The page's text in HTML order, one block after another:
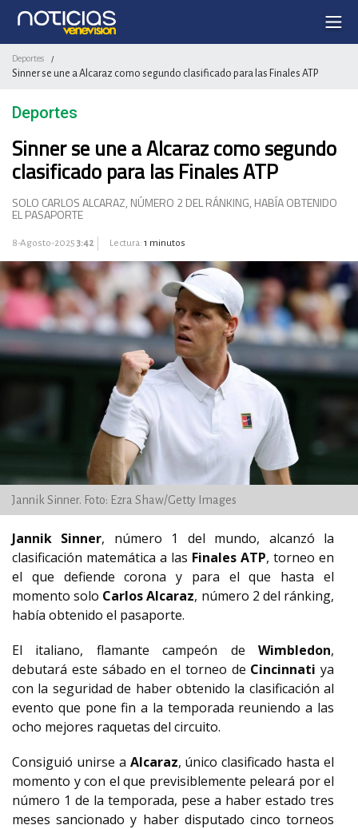
Deportes /
Sinner se une a Alcaraz como segundo clasificado para las Finales ATP
Deportes
Sinner se une a Alcaraz como segundo
clasificado para las Finales ATP
SOLO CARLOS ALCARAZ, NÚMERO 2 DEL RÁNKING, HABÍA OBTENIDO
EL PASAPORTE
8-Agosto-2025 3:42 Lectura: 1 minutos
Jannik Sinner. Foto: Ezra Shaw/Getty Images
Jannik Sinner, número 1 del mundo, alcanzó la
clasificación matemática a las Finales ATP, torneo en
el que defiende corona y para el que hasta el
momento solo Carlos Alcaraz, número 2 del ránking,
había obtenido el pasaporte.
El italiano, flamante campeón de Wimbledon,
debutará este sábado en el torneo de Cincinnati ya
con la seguridad de haber obtenido la clasificación al
evento que pone fin a la temporada reuniendo a las
ocho mejores raquetas del circuito.
Consiguió unirse a Alcaraz, único clasificado hasta el
momento y con el que previsiblemente peleará por el
número 1 de la temporada, pese a haber estado tres
meses sancionado y haber disputado cinco torneos